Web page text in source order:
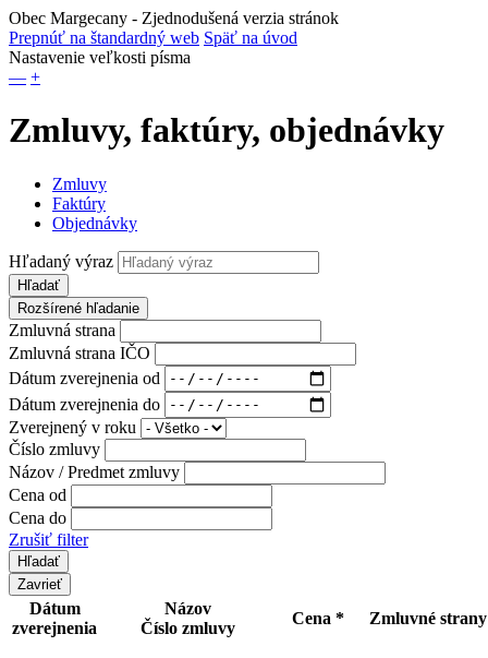
Obec Margecany - Zjednodušená verzia stránok
Prepnúť na štandardný web Späť na úvod
Nastavenie veľkosti písma
— +
Zmluvy, faktúry, objednávky
Zmluvy
Faktúry
Objednávky
Hľadaný výraz
Hľadať
Rozšírené hľadanie
Zmluvná strana
Zmluvná strana IČO
Dátum zverejnenia od
Dátum zverejnenia do
Zverejnený v roku
Číslo zmluvy
Názov / Predmet zmluvy
Cena od
Cena do
Zrušiť filter
Zavrieť
Dátum
zverejnenia
Názov
Číslo zmluvy
Cena * Zmluvné strany